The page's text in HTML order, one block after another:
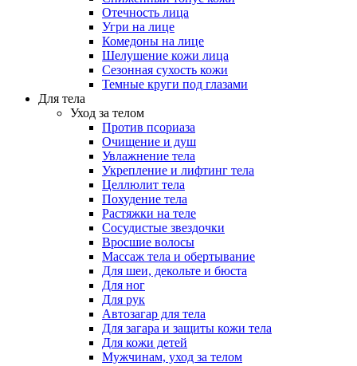
Отечность лица
Угри на лице
Комедоны на лице
Шелушение кожи лица
Сезонная сухость кожи
Темные круги под глазами
Для тела
Уход за телом
Против псориаза
Очищение и душ
Увлажнение тела
Укрепление и лифтинг тела
Целлюлит тела
Похудение тела
Растяжки на теле
Сосудистые звездочки
Вросшие волосы
Массаж тела и обертывание
Для шеи, декольте и бюста
Для ног
Для рук
Автозагар для тела
Для загара и защиты кожи тела
Для кожи детей
Мужчинам, уход за телом